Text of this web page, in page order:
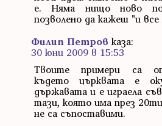
е. Няма нищо ново
позволено да кажеш "и
Филип Петров каза:
30 юни 2009 в 15:53
Твоите примери са от
където църквата е
държавата и е играела
тази, която има през
не са съпоставими.